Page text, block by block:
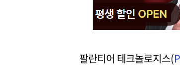
팔란티어 테크놀로지스(